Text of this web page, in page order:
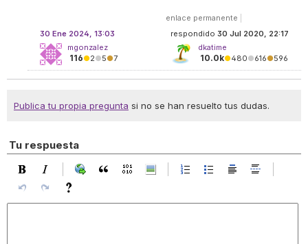
enlace permanente
respondido 30 Jul 2020, 22:17
dkatime
10.0k●480●616●596
30 Ene 2024, 13:03
mgonzalez
116●2●5●7
Publica tu propia pregunta si no se han resuelto tus dudas.
Tu respuesta